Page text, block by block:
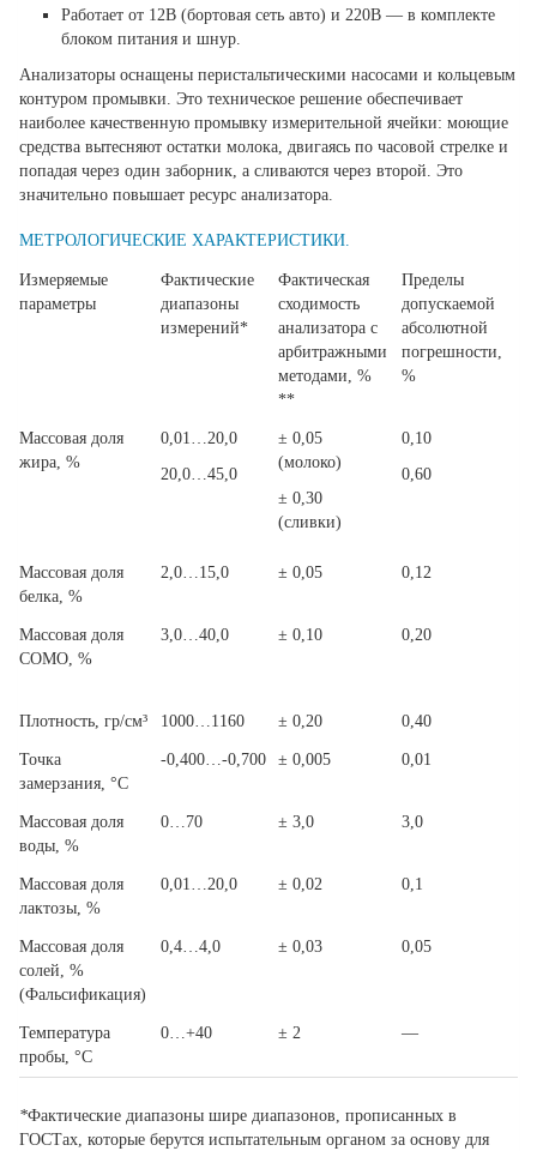
Работает от 12В (бортовая сеть авто) и 220В — в комплекте
блоком питания и шнур.
Анализаторы оснащены перистальтическими насосами и кольцевым
контуром промывки. Это техническое решение обеспечивает
наиболее качественную промывку измерительной ячейки: моющие
средства вытесняют остатки молока, двигаясь по часовой стрелке и
попадая через один заборник, а сливаются через второй. Это
значительно повышает ресурс анализатора.
МЕТРОЛОГИЧЕСКИЕ ХАРАКТЕРИСТИКИ.
Измеряемые
параметры
Фактические
диапазоны
измерений*
Фактическая
сходимость
анализатора с
арбитражными
методами, %
**
Пределы
допускаемой
абсолютной
погрешности,
%
Массовая доля
жира, %
0,01…20,0
20,0…45,0
± 0,05
(молоко)
± 0,30
(сливки)
0,10
0,60
Массовая доля
белка, %
2,0…15,0 ± 0,05 0,12
Массовая доля
СОМО, %
3,0…40,0 ± 0,10 0,20
Плотность, гр/см³ 1000…1160 ± 0,20 0,40
Точка
замерзания, °C
-0,400…-0,700 ± 0,005 0,01
Массовая доля
воды, %
0…70 ± 3,0 3,0
Массовая доля
лактозы, %
0,01…20,0 ± 0,02 0,1
Массовая доля
солей, %
(Фальсификация)
0,4…4,0 ± 0,03 0,05
Температура
пробы, °C
0…+40 ± 2 —
*Фактические диапазоны шире диапазонов, прописанных в
ГОСТах, которые берутся испытательным органом за основу для